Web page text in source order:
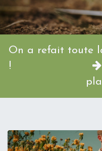
On a refait toute
!